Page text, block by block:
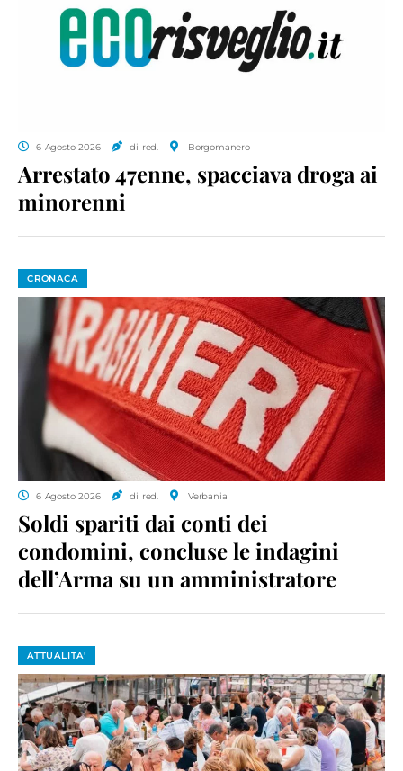
6 Agosto 2026 di red. Borgomanero
Arrestato 47enne, spacciava droga ai
minorenni
CRONACA
6 Agosto 2026 di red. Verbania
Soldi spariti dai conti dei
condomini, concluse le indagini
dell’Arma su un amministratore
ATTUALITA'